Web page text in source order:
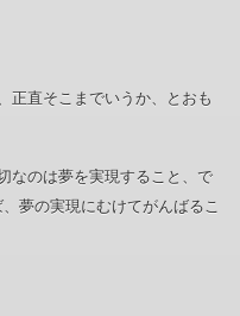
正直そこまでいうか、とおも
なのは夢を実現すること、で
夢の実現にむけてがんばるこ